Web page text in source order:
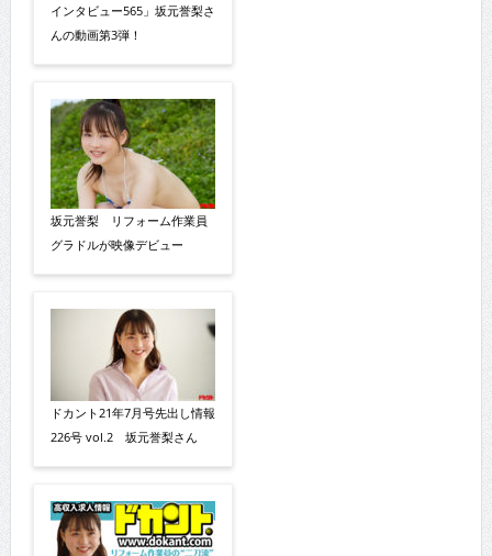
インタビュー565」坂元誉梨さ
んの動画第3弾！
坂元誉梨 リフォーム作業員
グラドルが映像デビュー
ドカント21年7月号先出し情報
226号 vol.2 坂元誉梨さん